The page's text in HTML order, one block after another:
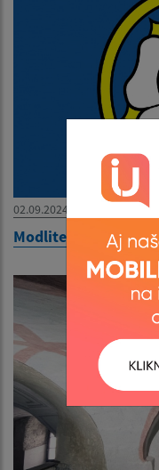
02.09.2024
Modlitebný týždeň